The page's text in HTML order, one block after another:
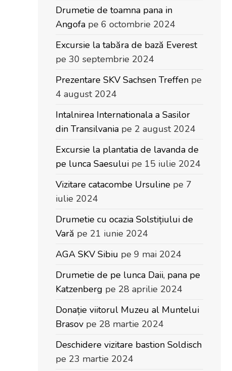
Drumetie de toamna pana in
Angofa pe 6 octombrie 2024
Excursie la tabăra de bază Everest
pe 30 septembrie 2024
Prezentare SKV Sachsen Treffen pe
4 august 2024
Intalnirea Internationala a Sasilor
din Transilvania pe 2 august 2024
Excursie la plantatia de lavanda de
pe lunca Saesului pe 15 iulie 2024
Vizitare catacombe Ursuline pe 7
iulie 2024
Drumetie cu ocazia Solstițiului de
Vară pe 21 iunie 2024
AGA SKV Sibiu pe 9 mai 2024
Drumetie de pe lunca Daii, pana pe
Katzenberg pe 28 aprilie 2024
Donație viitorul Muzeu al Muntelui
Brasov pe 28 martie 2024
Deschidere vizitare bastion Soldisch
pe 23 martie 2024